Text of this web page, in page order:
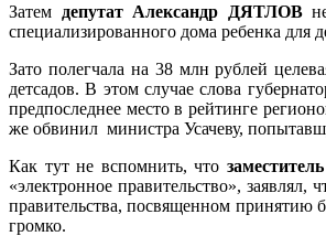
Затем депутат Александр ДЯТЛОВ
специализированного дома ребенка
Зато полегчала на 38 млн рублей
детсадов. В этом случае слова
предпоследнее место в рейтинге
же обвинил министра Усачеву,
Как тут не вспомнить, что
«электронное правительство»,
правительства, посвященном принятию
громко.